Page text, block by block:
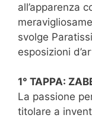
all’apparenza
svolge
esposizioni
1° TAPPA:
La passione
titolare a